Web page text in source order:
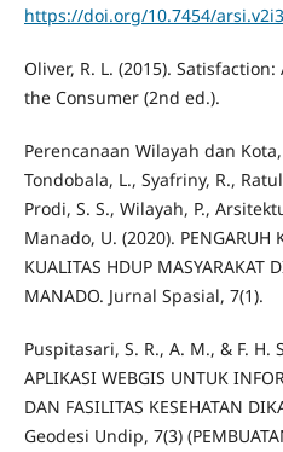
https://doi.org/10.7454/
Oliver, R. L. (2015).
the Consumer (2nd ed.).
Perencanaan Wilayah dan
Tondobala, L., Syafriny, R.,
Prodi, S. S., Wilayah, P.,
Manado, U. (2020). PENGARUH
KUALITAS HDUP MASYARAKAT
MANADO. Jurnal Spasial, 7(1).
Puspitasari, S. R., A. M., & F. H.
APLIKASI WEBGIS UNTUK
DAN FASILITAS KESEHATAN
Geodesi Undip, 7(3)